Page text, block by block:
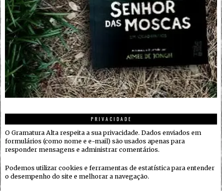
PRIVACIDADE
O Gramatura Alta respeita a sua privacidade. Dados enviados em
formulários (como nome e e-mail) são usados apenas para
responder mensagens e administrar comentários.
Podemos utilizar cookies e ferramentas de estatística para entender
o desempenho do site e melhorar a navegação.